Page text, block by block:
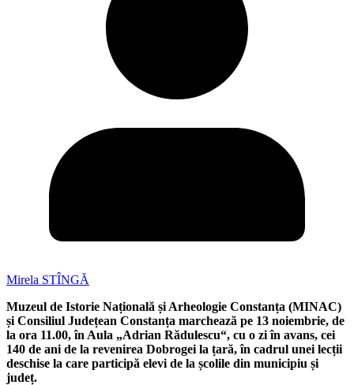
Mirela STÎNGĂ
Muzeul de Istorie Națională și Arheologie Constanța (MINAC)
și Consiliul Județean Constanța marchează pe 13 noiembrie, de
la ora 11.00, în Aula „Adrian Rădulescu“, cu o zi în avans, cei
140 de ani de la revenirea Dobrogei la țară, în cadrul unei lecții
deschise la care participă elevi de la școlile din municipiu și
județ.